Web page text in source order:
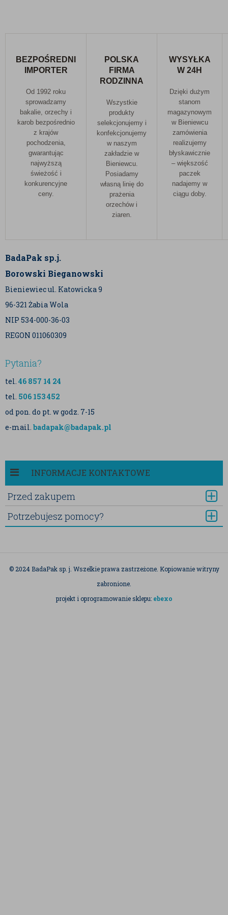
BEZPOŚREDNI
IMPORTER
Od 1992 roku
sprowadzamy
bakalie, orzechy i
karob bezpośrednio
z krajów
pochodzenia,
gwarantując
najwyższą
świeżość i
konkurencyjne
ceny.
POLSKA
FIRMA
RODZINNA
Wszystkie
produkty
selekcjonujemy i
konfekcjonujemy
w naszym
zakładzie w
Bieniewcu.
Posiadamy
własną linię do
prażenia
orzechów i
ziaren.
WYSYŁKA
W 24H
Dzięki dużym
stanom
magazynowym
w Bieniewcu
zamówienia
realizujemy
błyskawicznie
– większość
paczek
nadajemy w
ciągu doby.
BadaPak sp.j.
Borowski Bieganowski
Bieniewiec ul. Katowicka 9
96-321 Żabia Wola
NIP 534-000-36-03
REGON 011060309
Pytania?
tel. 46 857 14 24
tel. 506 153 452
od pon. do pt. w godz. 7-15
e-mail. badapak@badapak.pl
INFORMACJE KONTAKTOWE
Przed zakupem
Potrzebujesz pomocy?
© 2024 BadaPak sp. j. Wszelkie prawa zastrzeżone. Kopiowanie witryny
zabronione.
projekt i oprogramowanie sklepu: ebexo